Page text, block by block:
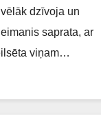
dzīvoja un
saprata, ar
viņam…